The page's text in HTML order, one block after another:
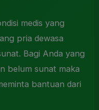
medis yang
pria dewasa
Bagi Anda yang
belum sunat maka
bantuan dari